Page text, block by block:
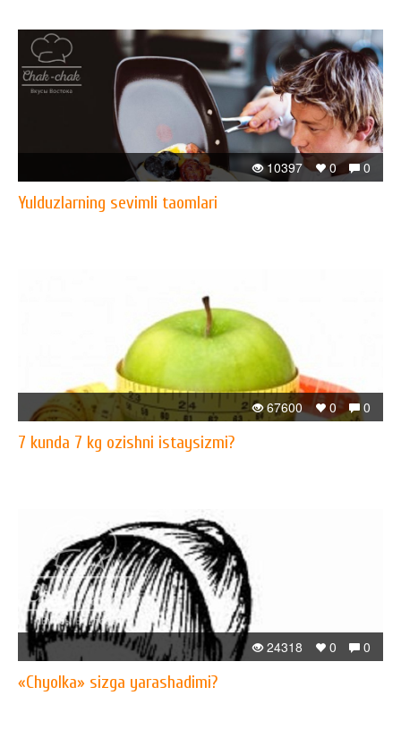
0
0
10397
Yulduzlarning sevimli taomlari
0
0
67600
7 kunda 7 kg ozishni istaysizmi?
0
0
24318
«Chyolka» sizga yarashadimi?